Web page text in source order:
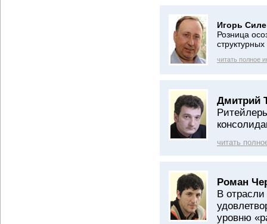
Игорь
Розница
читать полное
Дмитрий
читать
Роман
В отрасли
уровню